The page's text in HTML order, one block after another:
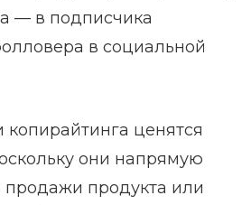
— в подписчика
в социальной
ценятся
они напрямую
продажи продукта или